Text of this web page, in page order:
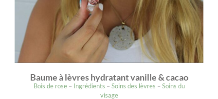
Baume à lèvres hydratant vanille & cacao
Bois de rose– Ingrédients –Soins des lèvres –Soins du
visage